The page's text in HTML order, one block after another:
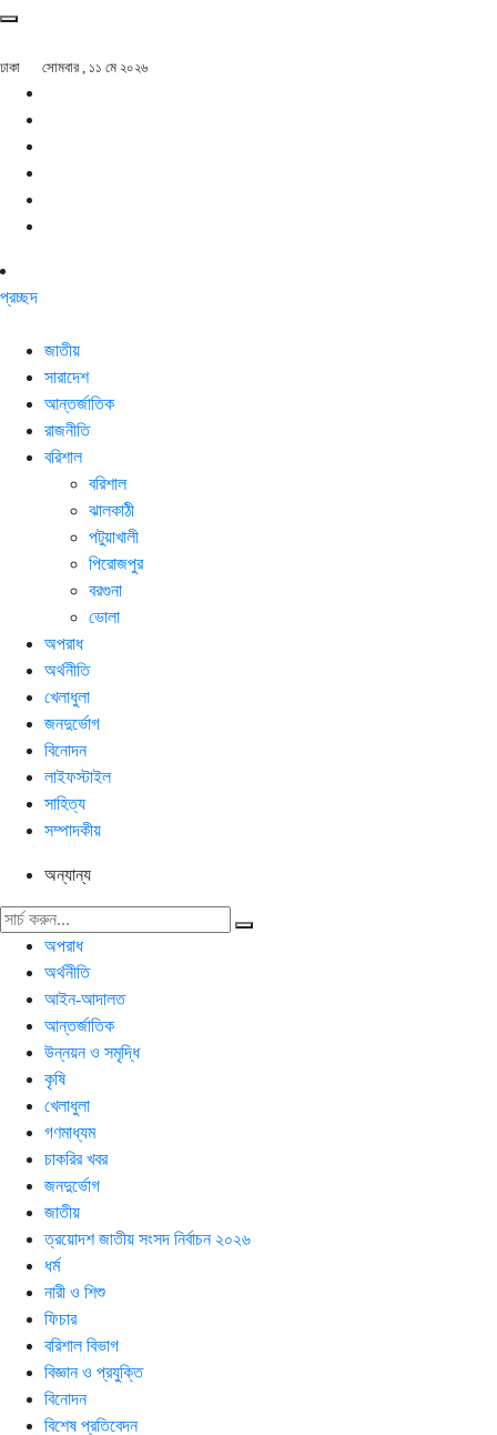
ঢাকা সোমবার , ১১ মে ২০২৬
প্রচ্ছদ
জাতীয়
সারাদেশ
আন্তর্জাতিক
রাজনীতি
বরিশাল
বরিশাল
ঝালকাঠী
পটুয়াখালী
পিরোজপুর
বরগুনা
ভোলা
অপরাধ
অর্থনীতি
খেলাধুলা
জনদুর্ভোগ
বিনোদন
লাইফস্টাইল
সাহিত্য
সম্পাদকীয়
অন্যান্য
অপরাধ
অর্থনীতি
আইন-আদালত
আন্তর্জাতিক
উন্নয়ন ও সমৃদ্ধি
কৃষি
খেলাধুলা
গণমাধ্যম
চাকরির খবর
জনদুর্ভোগ
জাতীয়
ত্রয়োদশ জাতীয় সংসদ নির্বাচন ২০২৬
ধর্ম
নারী ও শিশু
ফিচার
বরিশাল বিভাগ
বিজ্ঞান ও প্রযুক্তি
বিনোদন
বিশেষ প্রতিবেদন